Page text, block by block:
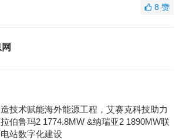
8赞
技术赋能海外能源工程，艾赛克科技助力
伯鲁玛2 1774.8MW &纳瑞亚2 1890MW联
站数字化建设